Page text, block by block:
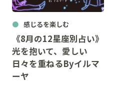
感じるを楽しむ
《8月の12星座別占い》
光を抱いて、愛しい
日々を重ねるByイルマ
ーヤ